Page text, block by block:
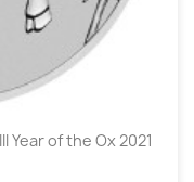
Year of the Ox 2021